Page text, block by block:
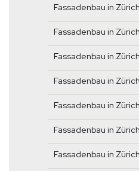
Fassadenbau in
Fassadenbau in
Fassadenbau in
Fassadenbau in
Fassadenbau in
Fassadenbau in
Fassadenbau in